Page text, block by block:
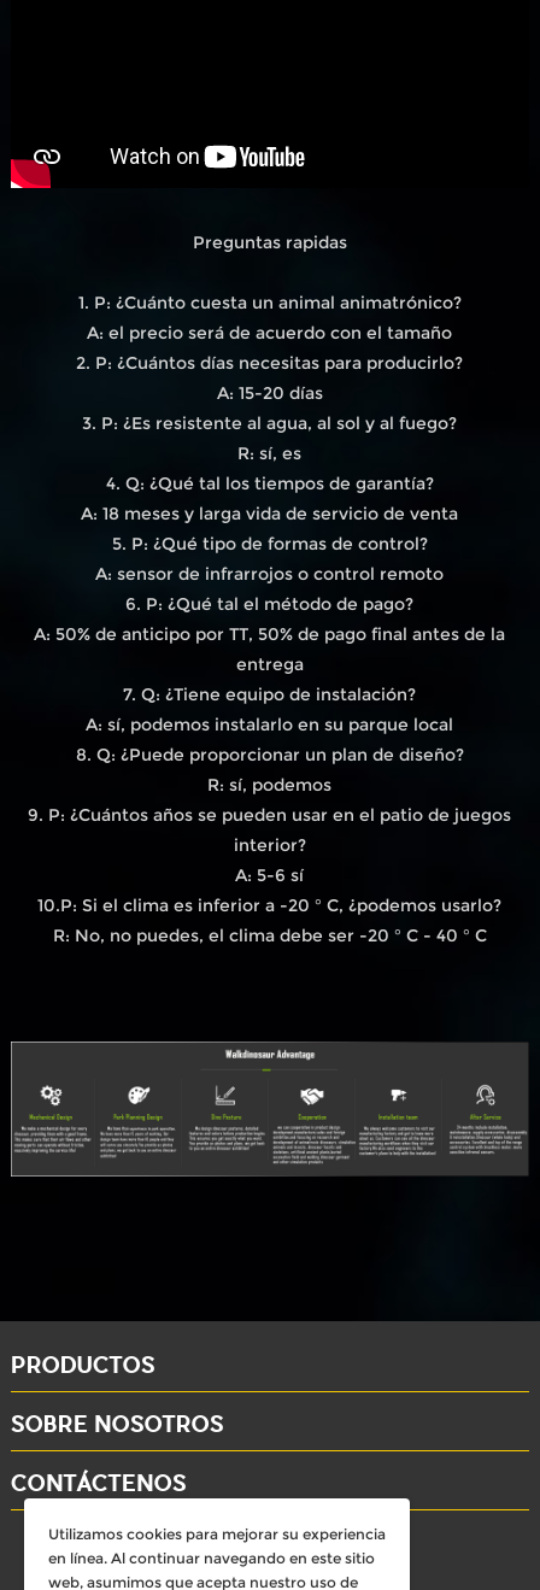
Utilizamos cookies para mejorar su experiencia
en línea. Al continuar navegando en este sitio
web, asumimos que acepta nuestro uso de
Preguntas rapidas
1. P: ¿Cuánto cuesta un animal animatrónico?
A: el precio será de acuerdo con el tamaño
2. P: ¿Cuántos días necesitas para producirlo?
A: 15-20 días
3. P: ¿Es resistente al agua, al sol y al fuego?
R: sí, es
4. Q: ¿Qué tal los tiempos de garantía?
A: 18 meses y larga vida de servicio de venta
5. P: ¿Qué tipo de formas de control?
A: sensor de infrarrojos o control remoto
6. P: ¿Qué tal el método de pago?
A: 50% de anticipo por TT, 50% de pago final antes de la
entrega
7. Q: ¿Tiene equipo de instalación?
A: sí, podemos instalarlo en su parque local
8. Q: ¿Puede proporcionar un plan de diseño?
R: sí, podemos
9. P: ¿Cuántos años se pueden usar en el patio de juegos
interior?
A: 5-6 sí
10.P: Si el clima es inferior a -20 ° C, ¿podemos usarlo?
R: No, no puedes, el clima debe ser -20 ° C - 40 ° C
PRODUCTOS
SOBRE NOSOTROS
CONTÁCTENOS
whatsapp: +86-15284804802
Email: david@dinosaursell.com